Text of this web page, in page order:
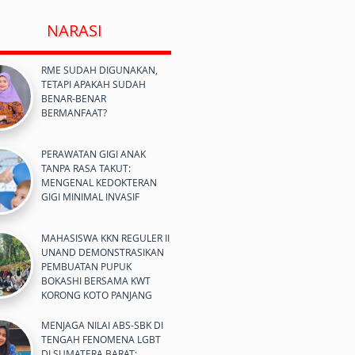
NARASI
RME SUDAH DIGUNAKAN,
TETAPI APAKAH SUDAH
BENAR-BENAR
BERMANFAAT?
PERAWATAN GIGI ANAK
TANPA RASA TAKUT:
MENGENAL KEDOKTERAN
GIGI MINIMAL INVASIF
MAHASISWA KKN REGULER II
UNAND DEMONSTRASIKAN
PEMBUATAN PUPUK
BOKASHI BERSAMA KWT
KORONG KOTO PANJANG
MENJAGA NILAI ABS-SBK DI
TENGAH FENOMENA LGBT